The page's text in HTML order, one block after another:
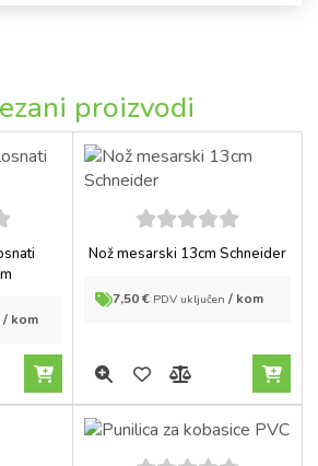
proizvodi
/ kom
5out of
Nož mesarski 13cm Schneider
7,50€ PDV uključen / kom